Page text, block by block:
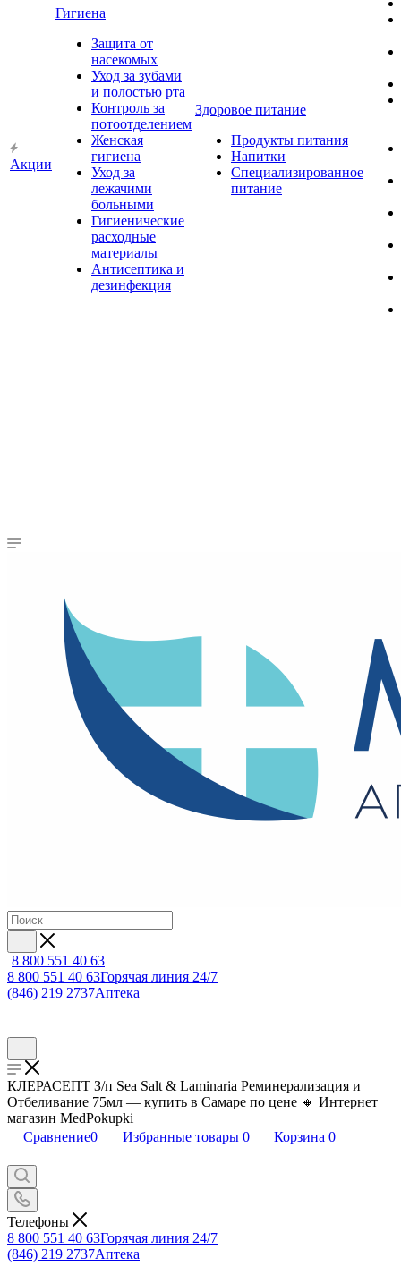
Акции
Гигиена
Защита от
насекомых
Уход за зубами
и полостью рта
Контроль за
потоотделением
Женская
гигиена
Уход за
лежачими
больными
Гигиенические
расходные
материалы
Антисептика и
дезинфекция
Здоровое питание
Продукты питания
Напитки
Специализированное
питание
8 800 551 40 63
8 800 551 40 63Горячая линия 24/7
(846) 219 2737Аптека
КЛЕРАСЕПТ З/п Sea Salt & Laminaria Реминерализация и
Отбеливание 75мл — купить в Самаре по цене 🔸 Интернет
магазин MedPokupki
Сравнение0 Избранные товары 0 Корзина 0
Телефоны
8 800 551 40 63Горячая линия 24/7
(846) 219 2737Аптека